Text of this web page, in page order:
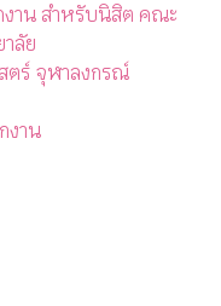
กงาน สำหรับนิสิต คณะ
ลัย
ตร์ จุฬาลงกรณ์
งาน